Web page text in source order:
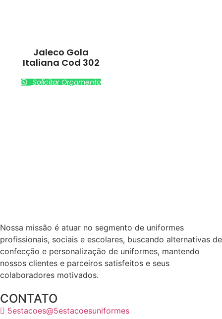
Jaleco Gola
Italiana Cod 302
Solicitar Orçamento
Nossa missão é atuar no segmento de uniformes
profissionais, sociais e escolares, buscando alternativas de
confecção e personalização de uniformes, mantendo
nossos clientes e parceiros satisfeitos e seus
colaboradores motivados.
CONTATO
5estacoes@5estacoesuniformes